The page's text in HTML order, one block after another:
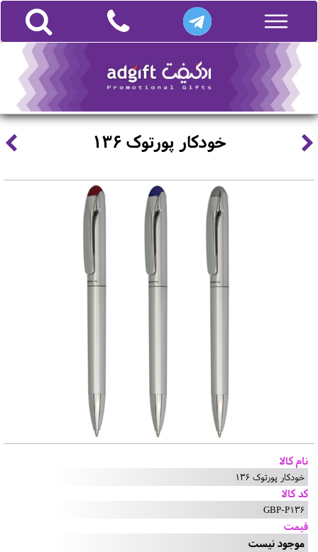
خودکار پورتوک 136
نام کالا
خودکار پورتوک 136
کد کالا
GBP-P136
قیمت
موجود نیست